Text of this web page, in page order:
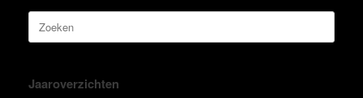
Zoeken
naar:
Jaaroverzichten